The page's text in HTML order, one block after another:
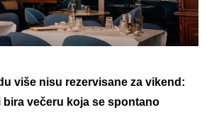
više nisu rezervisane za vikend:
večeru koja se spontano